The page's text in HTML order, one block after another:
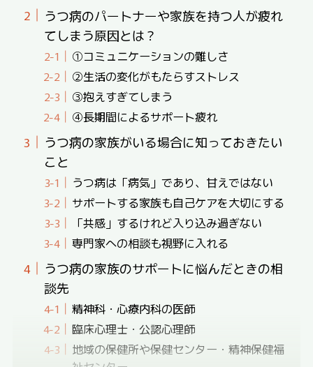
うつ病のパートナーや家族を持つ人が疲れ
てしまう原因とは？
①コミュニケーションの難しさ
②生活の変化がもたらすストレス
③抱えすぎてしまう
④長期間によるサポート疲れ
うつ病の家族がいる場合に知っておきたい
こと
うつ病は「病気」であり、甘えではない
サポートする家族も自己ケアを大切にする
「共感」するけれど入り込み過ぎない
専門家への相談も視野に入れる
うつ病の家族のサポートに悩んだときの相
談先
精神科・心療内科の医師
臨床心理士・公認心理師
地域の保健所や保健センター・精神保健福